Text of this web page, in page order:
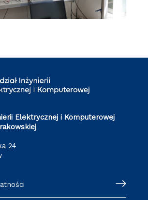
Elektrycznej i Komputerowej
24